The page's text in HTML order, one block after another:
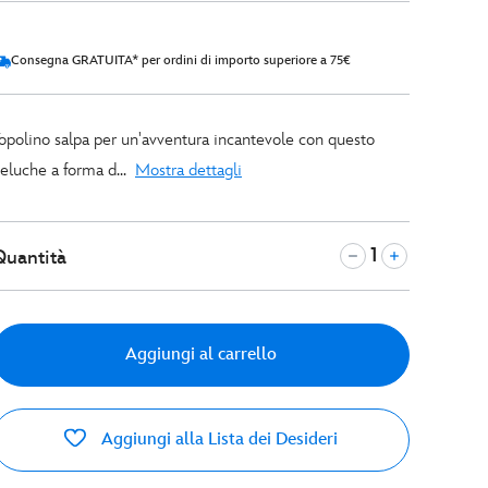
Consegna GRATUITA* per ordini di importo superiore a 75€
salpa per un'avventura incantevole con questo
a forma d... Mostra dettagli
Aggiungi al carrello
Aggiungi alla Lista dei Desideri